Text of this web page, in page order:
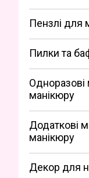
Пензлі для
Пилки та
Одноразові
манікюру
Додаткові
манікюру
Декор для